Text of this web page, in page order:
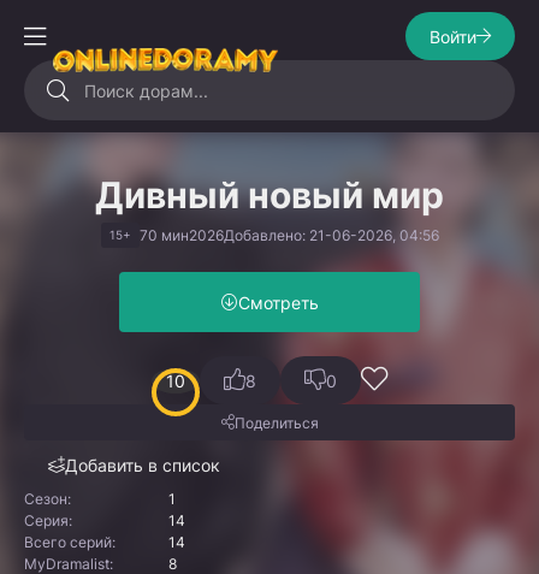
Войти
Дивный новый мир
15+ 70 мин2026Добавлено: 21-06-2026, 04:56
Смотреть
10
Добавить в список
8 0
Поделиться
Сезон:
1
Серия:
14
Всего серий:
14
MyDramalist:
8